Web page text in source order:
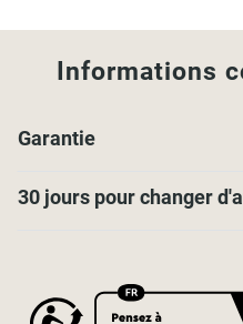
Informations
Garantie
30 jours pour changer